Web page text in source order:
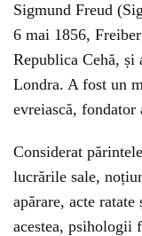
Sigmund Freud
6 mai 1856,
Republica Cehă, și
Londra. A fost un
evreiască,
Considerat
lucrările sale,
apărare, acte
acestea, psihologii